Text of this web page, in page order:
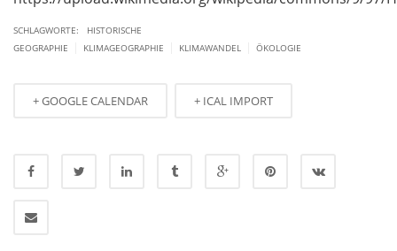
SCHLAGWORTE: HISTORISCHE
GEOGRAPHIE
KLIMAGEOGRAPHIE KLIMAWANDEL ÖKOLOGIE
+ GOOGLE CALENDAR + ICAL IMPORT